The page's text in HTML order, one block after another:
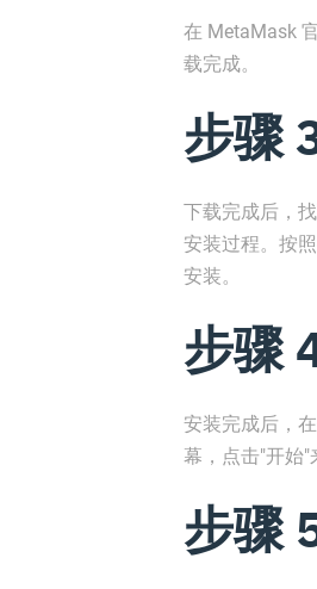
在 MetaMask
载完成。
步骤
下载完成后，
安装过程。按
安装。
步骤
安装完成后，
幕，点击"开始"
步骤